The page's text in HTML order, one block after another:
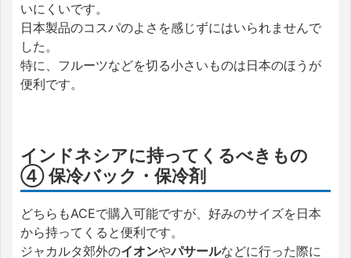
いにくいです。
日本製品のコスパのよさを感じずにはいられませんで
した。
特に、フルーツなどを切る小さいものは日本のほうが
便利です。
インドネシアに持ってくるべきもの
④ 保冷バック・保冷剤
どちらもACEで購入可能ですが、好みのサイズを日本
から持ってくると便利です。
ジャカルタ郊外のイオンやパサールなどに行った際に